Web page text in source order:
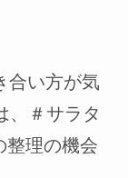
合い方が気
、＃サラタ
整理の機会